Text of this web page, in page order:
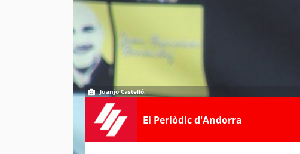
Juanjo Castelló.
El Periòdic d'Andorra